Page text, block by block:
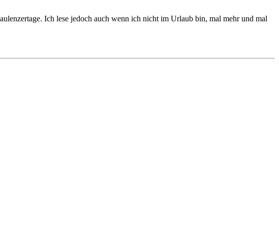
Ich lese jedoch auch wenn ich nicht im Urlaub bin, mal mehr und mal